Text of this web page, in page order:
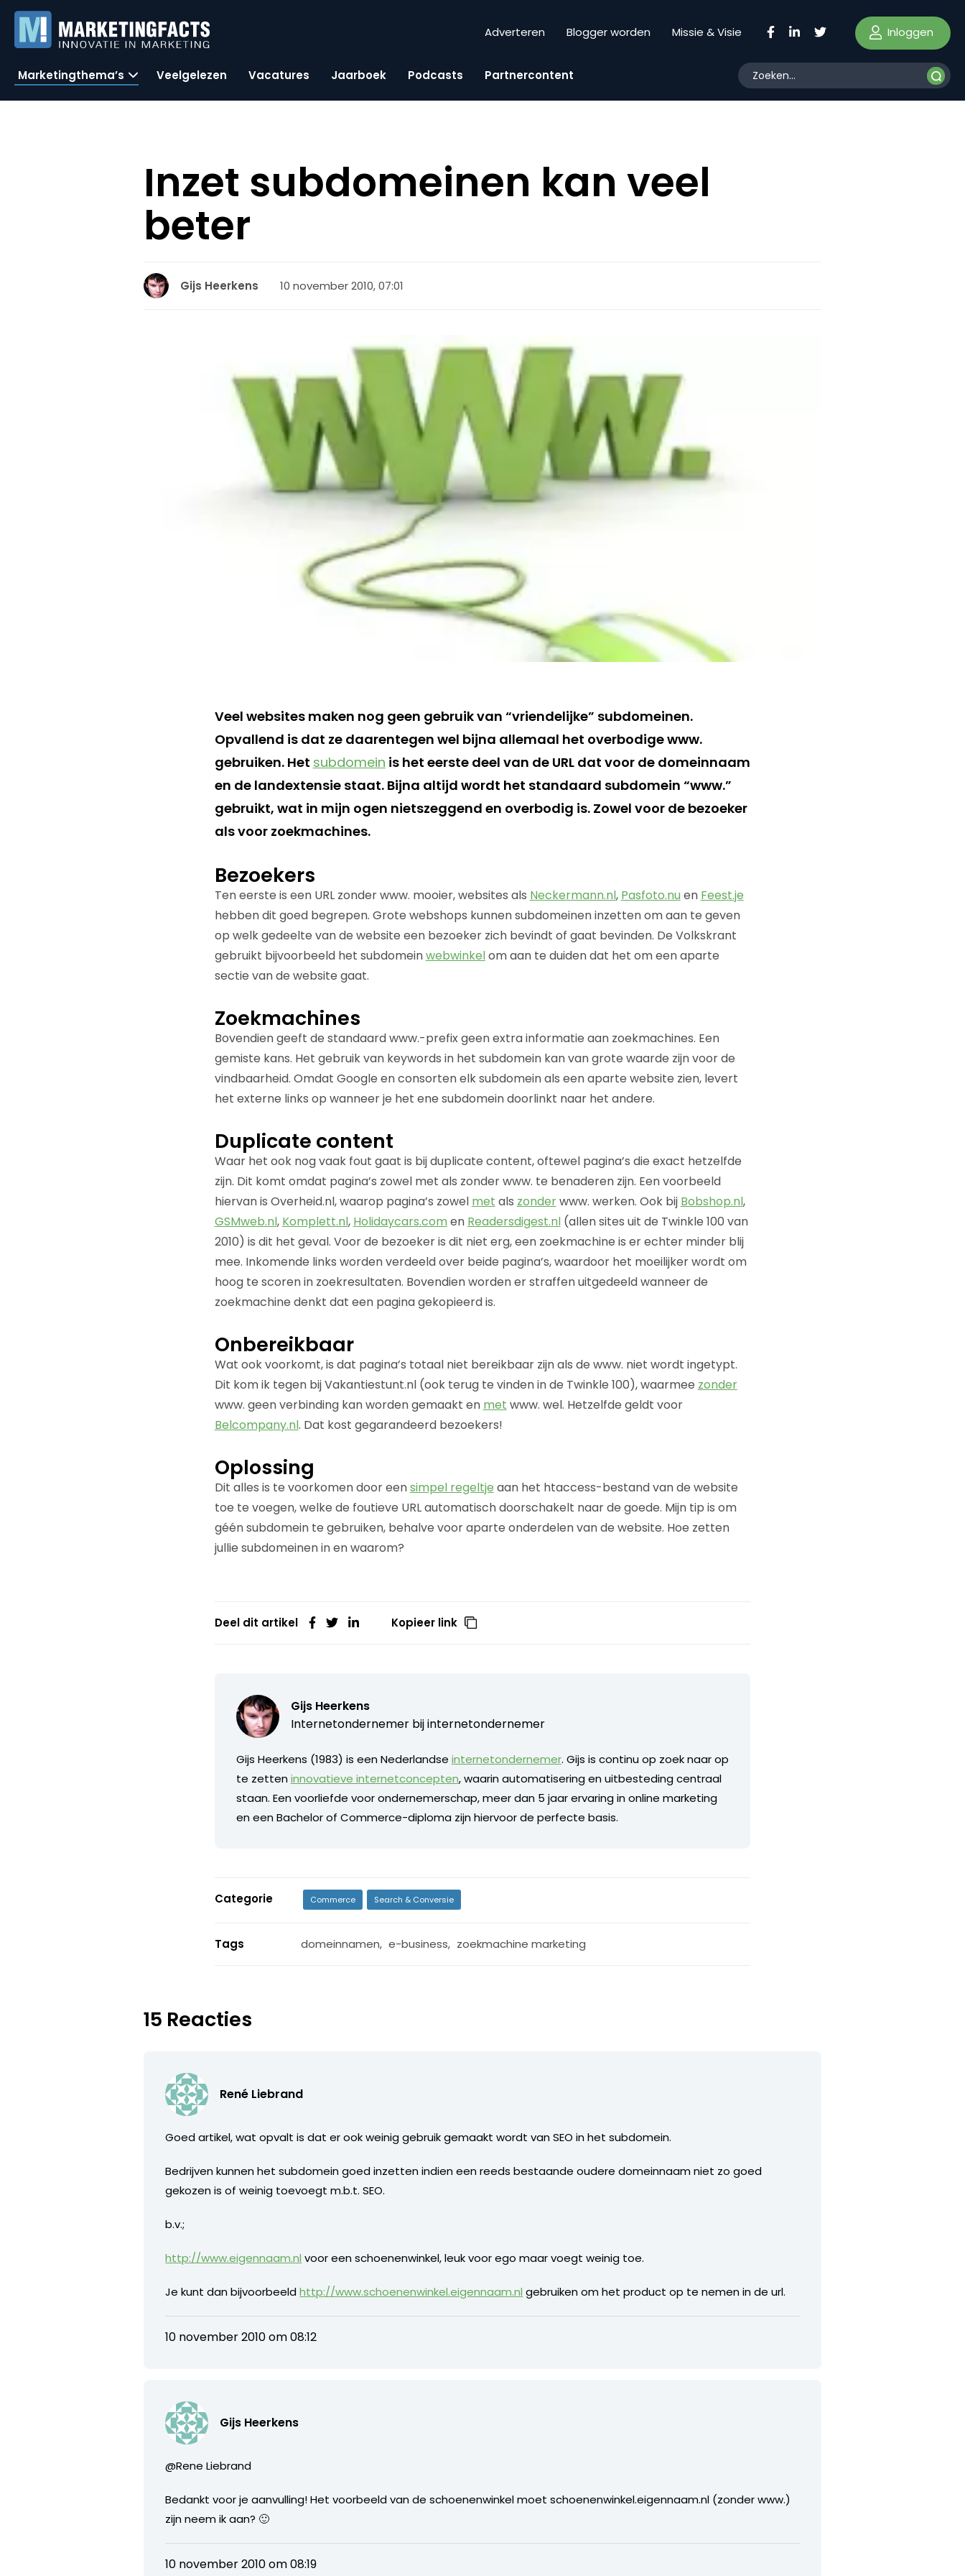
Adverteren Blogger worden Missie & Visie Inloggen
Marketingthema’s Veelgelezen Vacatures Jaarboek Podcasts Partnercontent
Inzet subdomeinen kan veel
beter
Gijs Heerkens 10 november 2010, 07:01
Veel websites maken nog geen gebruik van “vriendelijke” subdomeinen.
Opvallend is dat ze daarentegen wel bijna allemaal het overbodige www.
gebruiken. Het subdomein is het eerste deel van de URL dat voor de domeinnaam
en de landextensie staat. Bijna altijd wordt het standaard subdomein “www.”
gebruikt, wat in mijn ogen nietszeggend en overbodig is. Zowel voor de bezoeker
als voor zoekmachines.
Bezoekers
Ten eerste is een URL zonder www. mooier, websites als Neckermann.nl, Pasfoto.nu en Feest.je
hebben dit goed begrepen. Grote webshops kunnen subdomeinen inzetten om aan te geven
op welk gedeelte van de website een bezoeker zich bevindt of gaat bevinden. De Volkskrant
gebruikt bijvoorbeeld het subdomeinwebwinkelom aan te duiden dat het om een aparte
sectie van de website gaat.
Zoekmachines
Bovendien geeft de standaard www.-prefix geen extra informatie aan zoekmachines. Een
gemiste kans. Het gebruik van keywords in het subdomein kan van grote waarde zijn voor de
vindbaarheid. Omdat Google en consorten elk subdomein als een aparte website zien, levert
het externe links op wanneer je het ene subdomein doorlinkt naar het andere.
Duplicate content
Waar het ook nog vaak fout gaat is bij duplicate content, oftewel pagina’s die exact hetzelfde
zijn. Dit komt omdat pagina’s zowel met als zonder www. te benaderen zijn. Een voorbeeld
hiervan is Overheid.nl, waarop pagina’s zowel met als zonderwww. werken. Ook bij Bobshop.nl,
GSMweb.nl, Komplett.nl, Holidaycars.com en Readersdigest.nl(allen sites uit de Twinkle 100 van
2010) is dit het geval. Voor de bezoeker is dit niet erg, een zoekmachine is er echter minder blij
mee. Inkomende links worden verdeeld over beide pagina’s, waardoor het moeilijker wordt om
hoog te scoren in zoekresultaten. Bovendien worden er straffen uitgedeeld wanneer de
zoekmachine denkt dat een pagina gekopieerd is.
Onbereikbaar
Wat ook voorkomt, is dat pagina’s totaal niet bereikbaar zijn als de www. niet wordt ingetypt.
Dit kom ik tegen bij Vakantiestunt.nl (ook terug te vinden in de Twinkle 100), waarmee zonder
www. geen verbinding kan worden gemaakt en met www. wel. Hetzelfde geldt voor
Belcompany.nl. Dat kost gegarandeerd bezoekers!
Oplossing
Dit alles is te voorkomen door eensimpel regeltje aan het htaccess-bestand van de website
toe te voegen, welke de foutieve URL automatisch doorschakelt naar de goede. Mijn tip is om
géén subdomein te gebruiken, behalve voor aparte onderdelen van de website. Hoe zetten
jullie subdomeinen in en waarom?
Deel dit artikel Kopieer link
Gijs Heerkens
Internetondernemer bijinternetondernemer
Gijs Heerkens (1983) is een Nederlandse internetondernemer. Gijs is continu op zoek naar op
te zetteninnovatieve internetconcepten, waarin automatisering en uitbesteding centraal
staan. Een voorliefde voor ondernemerschap, meer dan 5 jaar ervaring in online marketing
en een Bachelor of Commerce-diploma zijn hiervoor de perfecte basis.
Categorie Commerce Search & Conversie
Tags domeinnamen, e-business, zoekmachine marketing
15 Reacties
René Liebrand
Goed artikel, wat opvalt is dat er ook weinig gebruik gemaakt wordt van SEO in het subdomein.
Bedrijven kunnen het subdomein goed inzetten indien een reeds bestaande oudere domeinnaam niet zo goed
gekozen is of weinig toevoegt m.b.t. SEO.
b.v.;
http://www.eigennaam.nl voor een schoenenwinkel, leuk voor ego maar voegt weinig toe.
Je kunt dan bijvoorbeeldhttp://www.schoenenwinkel.eigennaam.nl gebruiken om het product op te nemen in de url.
10 november 2010 om 08:12
Gijs Heerkens
@Rene Liebrand
Bedankt voor je aanvulling! Het voorbeeld van de schoenenwinkel moet schoenenwinkel.eigennaam.nl (zonder www.)
zijn neem ik aan? 🙂
10 november 2010 om 08:19